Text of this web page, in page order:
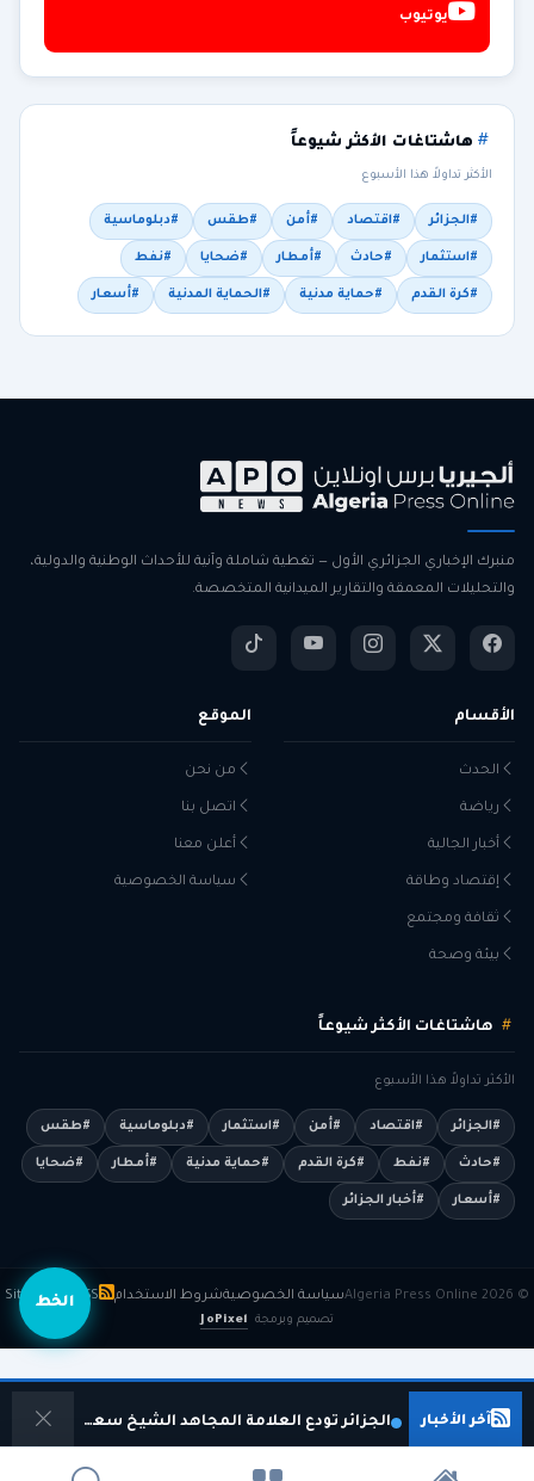
آخر الأخبار الجزائر تودع العلامة المجاهد الشيخ سعيد كعباش في موكب جنائزي مهيب
الخط
يوتيوب
هاشتاغات الأكثر شيوعاً
الأكثر تداولاً هذا الأسبوع
#الجزائر #اقتصاد #أمن #طقس #دبلوماسية
#استثمار #حادث #أمطار #ضحايا #نفط
#كرة القدم #حماية مدنية #الحماية المدنية #أسعار
منبرك الإخباري الجزائري الأول — تغطية شاملة وآنية للأحداث الوطنية والدولية،
والتحليلات المعمقة والتقارير الميدانية المتخصصة.
الأقسام
الحدث
رياضة
أخبار الجالية
إقتصاد وطاقة
ثقافة ومجتمع
بيئة وصحة
الموقع
من نحن
اتصل بنا
أعلن معنا
سياسة الخصوصية
هاشتاغات الأكثر شيوعاً
الأكثر تداولاً هذا الأسبوع
#الجزائر #اقتصاد #أمن #استثمار #دبلوماسية #طقس
#حادث #نفط #كرة القدم #حماية مدنية #أمطار #ضحايا
#أسعار #أخبار الجزائر
© 2026 Algeria Press Online سياسة الخصوصيةشروط الاستخدام RSS
Sitemap
تصميم وبرمجة JoPixel